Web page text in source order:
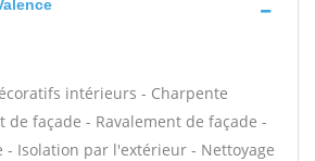
intérieurs - Charpente
façade - Ravalement de façade -
- Isolation par l'extérieur - Nettoyage